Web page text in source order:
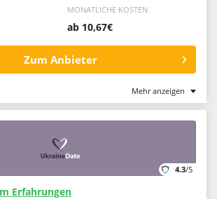
MONATLICHE KOSTEN
ab 10,67€
Zum Anbieter
Mehr anzeigen
4.3/5
Erfahrungen